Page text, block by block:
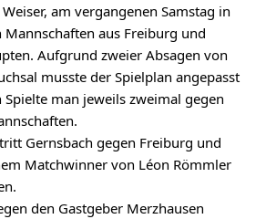
am vergangenen Samstag in
Mannschaften aus Freiburg und
Aufgrund zweier Absagen von
musste der Spielplan angepasst
man jeweils zweimal gegen
Gernsbach gegen Freiburg und
Matchwinner von Léon Römmler
den Gastgeber Merzhausen